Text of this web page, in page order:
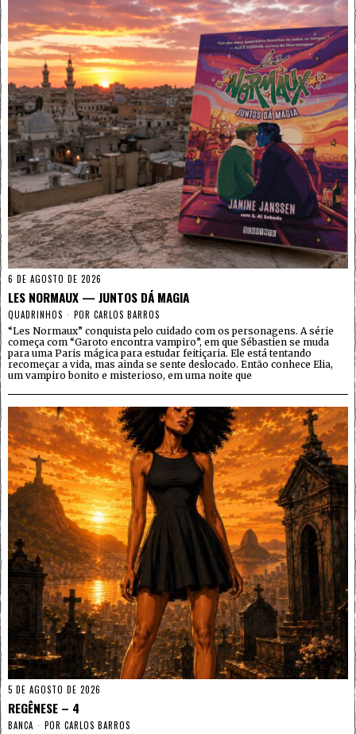
6 DE AGOSTO DE 2026
LES NORMAUX — JUNTOS DÁ MAGIA
QUADRINHOS POR CARLOS BARROS
“Les Normaux” conquista pelo cuidado com os personagens. A série
começa com “Garoto encontra vampiro”, em que Sébastien se muda
para uma Paris mágica para estudar feitiçaria. Ele está tentando
recomeçar a vida, mas ainda se sente deslocado. Então conhece Elia,
um vampiro bonito e misterioso, em uma noite que
5 DE AGOSTO DE 2026
REGÊNESE – 4
BANCA POR CARLOS BARROS